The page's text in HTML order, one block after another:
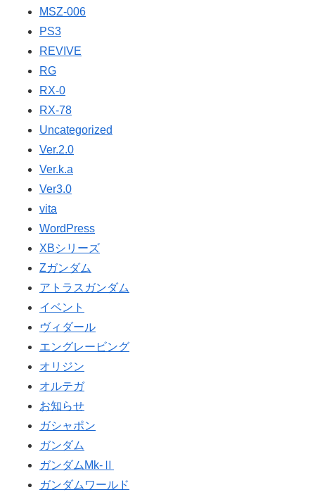
MSZ-006
PS3
REVIVE
RG
RX-0
RX-78
Uncategorized
Ver.2.0
Ver.k.a
Ver3.0
vita
WordPress
XBシリーズ
Ζガンダム
アトラスガンダム
イベント
ヴィダール
エングレービング
オリジン
オルテガ
お知らせ
ガシャポン
ガンダム
ガンダムMk-Ⅱ
ガンダムワールド